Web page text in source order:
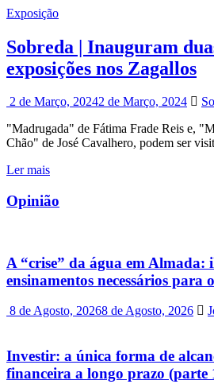
Exposição
Sobreda | Inauguram
exposições nos Zagallos
2 de Março, 20242 de Março, 2024
"Madrugada" de Fátima Frade Reis e,
Chão" de José Cavalhero, podem ser
Ler mais
Opinião
A “crise” da água em Almada:
ensinamentos necessários para
8 de Agosto, 20268 de Agosto, 2026
Investir: a única forma de
financeira a longo prazo (parte